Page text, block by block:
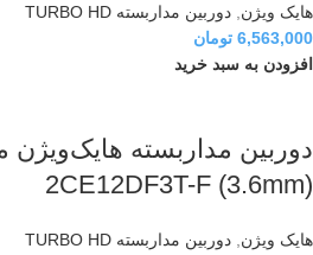
هایک ویژن دوربین مداربسته TURBO HD
6,563,000 تومان
افزودن به سبد خرید
2CE12DF3T-F (3.6mm)
هایک ویژن, دوربین مداربسته TURBO HD